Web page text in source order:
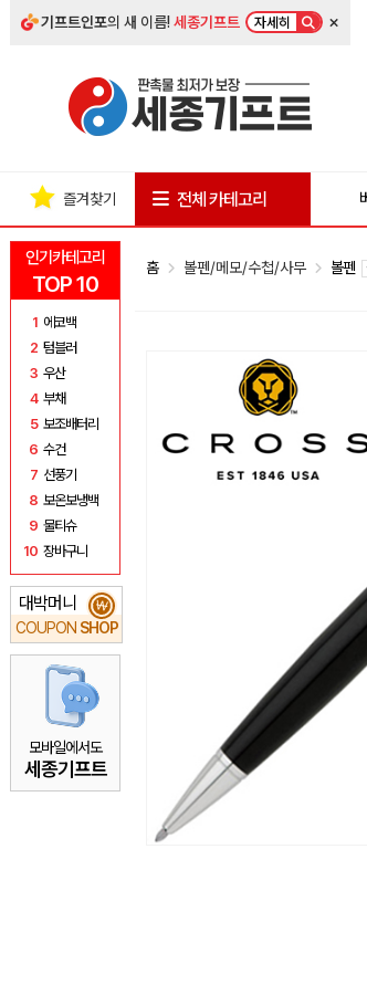
기프트인포의 새 이름!세종기프트 자세히 ×
인기카테고리
TOP 10
1 에코백
2 텀블러
3 우산
4 부채
5 보조배터리
6 수건
7 선풍기
8 보온보냉백
9 물티슈
10 장바구니
대박머니
COUPON SHOP
₩
모바일에서도
세종기프트
즐겨찾기 전체 카테고리
홈 볼펜/메모/수첩/사무 볼펜